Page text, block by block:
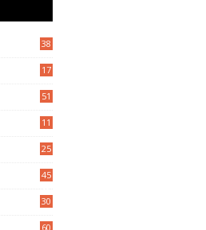
38
17
51
11
25
45
30
60